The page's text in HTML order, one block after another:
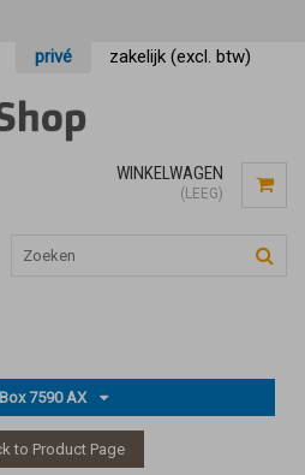
privé zakelijk (excl. btw)
WINKELWAGEN
(LEEG)
7590 AX
to Product Page